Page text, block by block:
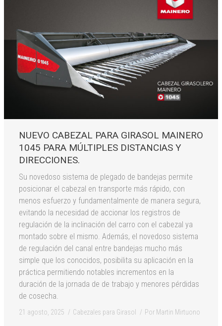
NUEVO CABEZAL PARA GIRASOL MAINERO
1045 PARA MÚLTIPLES DISTANCIAS Y
DIRECCIONES.
Su novedoso sistema de plegado de bandejas permite
posicionar el cabezal en transporte más rápido, con
menos esfuerzo y fundamentalmente de manera segura,
evitando la necesidad de accionar los registros de
regulación de la inclinación del carro con el cabezal ya
montado sobre el mismo. Además, el novedoso sistema
de regulación del canal entre bandejas mucho más
simple que los conocidos, posibilita su aplicación en la
práctica permitiendo notables incrementos en la
duración de la jornada de de trabajo y menores pérdidas
de cosecha.
21 agosto, 2025 Cabezales para Girasol Por Martin Mirtuono